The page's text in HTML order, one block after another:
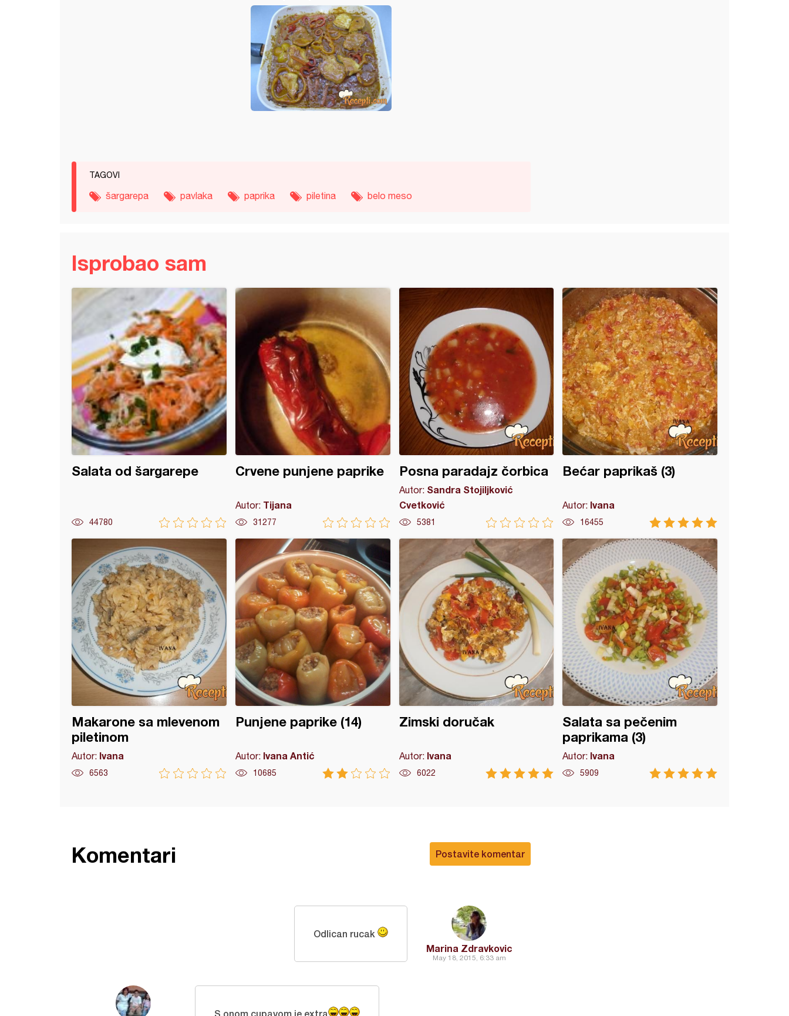
TAGOVI
šargarepa pavlaka paprika piletina belo meso
Isprobao sam
Salata od šargarepe
44780
Crvene punjene paprike
Autor: Tijana
31277
Posna paradajz čorbica
Autor: Sandra Stojiljković
Cvetković
5381
Bećar paprikaš (3)
Autor: Ivana
16455
Makarone sa mlevenom
piletinom
Autor: Ivana
6563
Punjene paprike (14)
Autor: Ivana Antić
10685
Zimski doručak
Autor: Ivana
6022
Salata sa pečenim
paprikama (3)
Autor: Ivana
5909
sa pečenim paprikama (3)
Postavite komentar
Komentari
Marina Zdravkovic
May 18, 2015, 6:33 am
Odlican rucak
S onom cupavom je extra